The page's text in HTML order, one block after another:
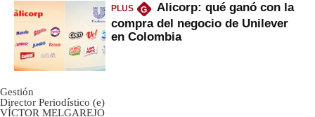
PLUS G
Alicorp: qué ganó con la
compra del negocio de Unilever
en Colombia
Gestión
Director Periodístico (e)
VÍCTOR MELGAREJO